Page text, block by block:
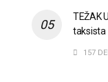
TEŽAK
taksista
157